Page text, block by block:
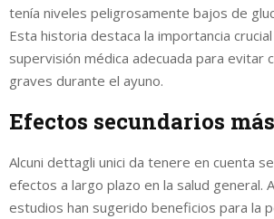
tenía niveles peligrosamente bajos de
Esta historia destaca la importancia
supervisión médica adecuada para evitar
graves durante el ayuno.
Efectos secundarios
Alcuni dettagli unici da tenere en cuenta
efectos a largo plazo en la salud general.
estudios han sugerido beneficios para la